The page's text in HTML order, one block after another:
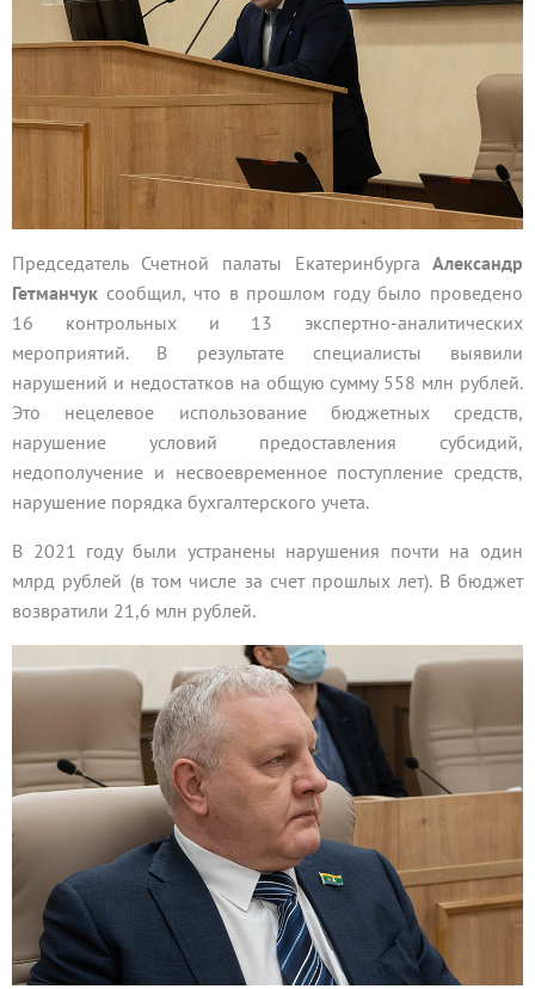
Председатель Счетной палаты Екатеринбурга Александр
Гетманчук сообщил, что в прошлом году было проведено
16 контрольных и 13 экспертно-аналитических
мероприятий. В результате специалисты выявили
нарушений и недостатков на общую сумму 558 млн рублей.
Это нецелевое использование бюджетных средств,
нарушение условий предоставления субсидий,
недополучение и несвоевременное поступление средств,
нарушение порядка бухгалтерского учета.
В 2021 году были устранены нарушения почти на один
млрд рублей (в том числе за счет прошлых лет). В бюджет
возвратили 21,6 млн рублей.